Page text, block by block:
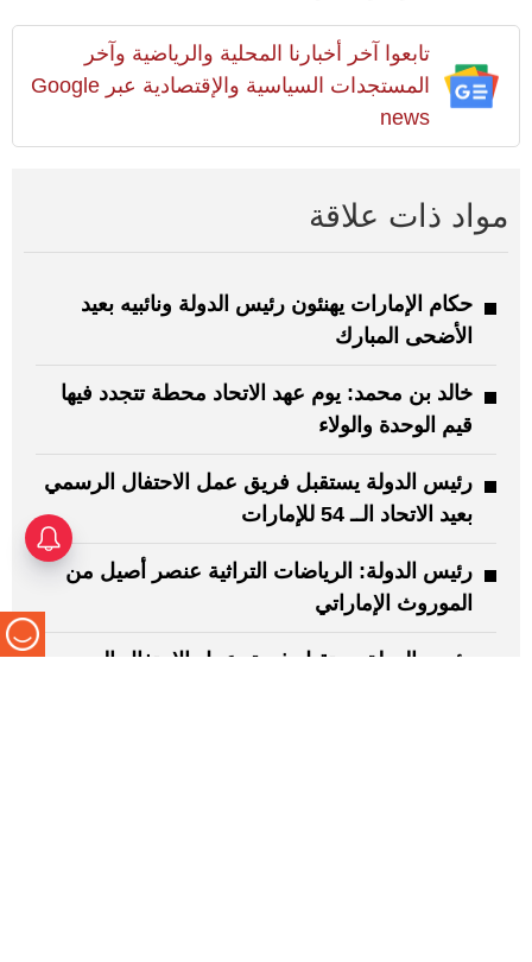
تابعوا آخر أخبارنا المحلية والرياضية وآخر
المستجدات السياسية والإقتصادية عبر Google
news
مواد ذات علاقة
حكام الإمارات يهنئون رئيس الدولة ونائبيه بعيد
الأضحى المبارك
خالد بن محمد: يوم عهد الاتحاد محطة تتجدد فيها
قيم الوحدة والولاء
رئيس الدولة يستقبل فريق عمل الاحتفال الرسمي
بعيد الاتحاد الــ 54 للإمارات
رئيس الدولة: الرياضات التراثية عنصر أصيل من
الموروث الإماراتي
رئيس الدولة يستقبل فريق عمل الاحتفال الرسمي